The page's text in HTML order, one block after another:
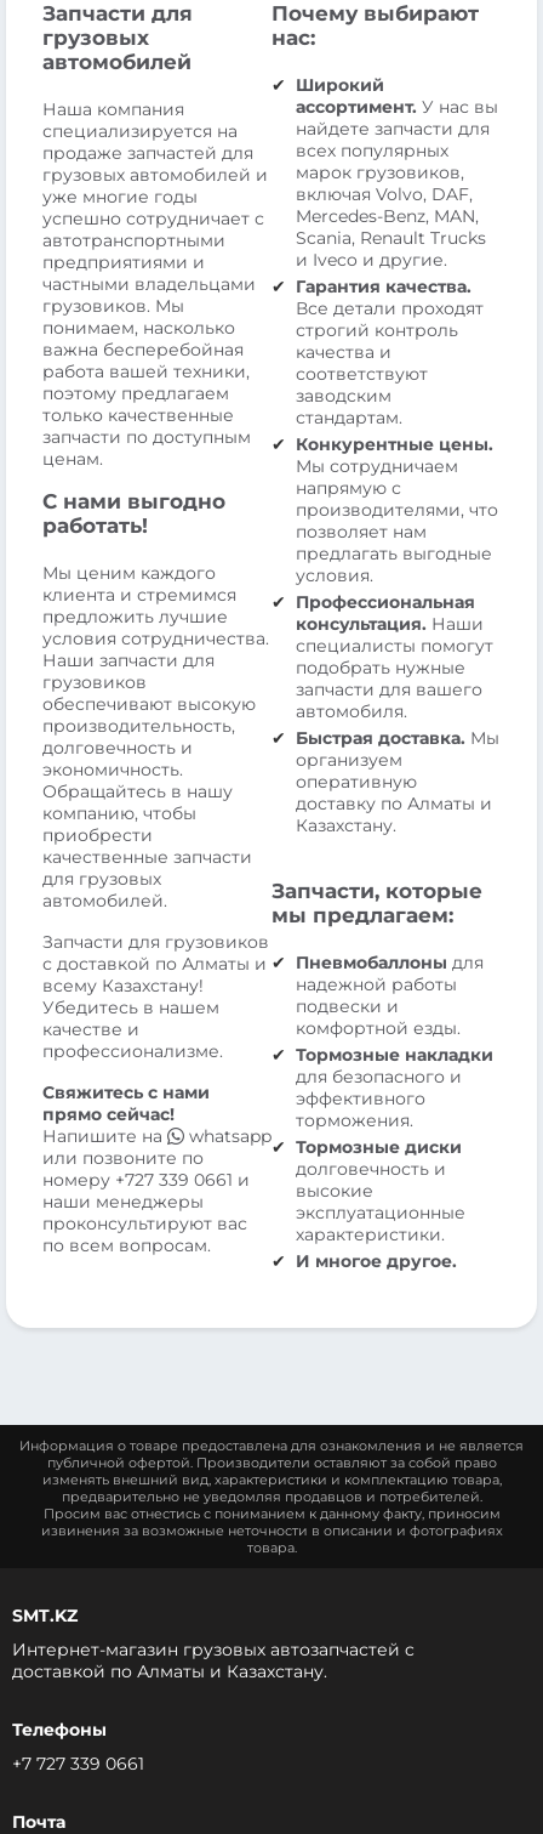
Запчасти для
грузовых
автомобилей
Наша компания
специализируется на
продаже запчастей для
грузовых автомобилей и
уже многие годы
успешно сотрудничает с
автотранспортными
предприятиями и
частными владельцами
грузовиков. Мы
понимаем, насколько
важна бесперебойная
работа вашей техники,
поэтому предлагаем
только качественные
запчасти по доступным
ценам.
С нами выгодно
работать!
Мы ценим каждого
клиента и стремимся
предложить лучшие
условия сотрудничества.
Наши запчасти для
грузовиков
обеспечивают высокую
производительность,
долговечность и
экономичность.
Обращайтесь в нашу
компанию, чтобы
приобрести
качественные запчасти
для грузовых
автомобилей.
Запчасти для грузовиков
с доставкой по Алматы и
всему Казахстану!
Убедитесь в нашем
качестве и
профессионализме.
Свяжитесь с нами
прямо сейчас!
Напишите на
whatsapp
или позвоните по
номеру +727 339 0661 и
наши менеджеры
проконсультируют вас
по всем вопросам.
Почему выбирают
нас:
Широкий
ассортимент. У нас вы
найдете запчасти для
всех популярных
марок грузовиков,
включая Volvo, DAF,
Mercedes-Benz, MAN,
Scania, Renault Trucks
и Iveco и другие.
Гарантия качества.
Все детали проходят
строгий контроль
качества и
соответствуют
заводским
стандартам.
Конкурентные цены.
Мы сотрудничаем
напрямую с
производителями, что
позволяет нам
предлагать выгодные
условия.
Профессиональная
консультация. Наши
специалисты помогут
подобрать нужные
запчасти для вашего
автомобиля.
Быстрая доставка. Мы
организуем
оперативную
доставку по Алматы и
Казахстану.
Запчасти, которые
мы предлагаем:
Пневмобаллоны для
надежной работы
подвески и
комфортной езды.
Тормозные накладки
для безопасного и
эффективного
торможения.
Тормозные диски
долговечность и
высокие
эксплуатационные
характеристики.
И многое другое.
Информация о товаре предоставлена для ознакомления и не является
публичной офертой. Производители оставляют за собой право
изменять внешний вид, характеристики и комплектацию товара,
предварительно не уведомляя продавцов и потребителей.
Просим вас отнестись с пониманием к данному факту, приносим
извинения за возможные неточности в описании и фотографиях
товара.
SMT.KZ
Интернет-магазин грузовых автозапчастей c
доставкой по Алматы и Казахстану.
Телефоны
+7 727 339 0661
Почта